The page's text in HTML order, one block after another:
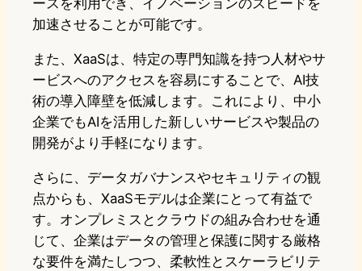
ースを利用でき、イノベーションのスピードを
加速させることが可能です。
また、XaaSは、特定の専門知識を持つ人材やサ
ービスへのアクセスを容易にすることで、AI技
術の導入障壁を低減します。これにより、中小
企業でもAIを活用した新しいサービスや製品の
開発がより手軽になります。
さらに、データガバナンスやセキュリティの観
点からも、XaaSモデルは企業にとって有益で
す。オンプレミスとクラウドの組み合わせを通
じて、企業はデータの管理と保護に関する厳格
な要件を満たしつつ、柔軟性とスケーラビリテ